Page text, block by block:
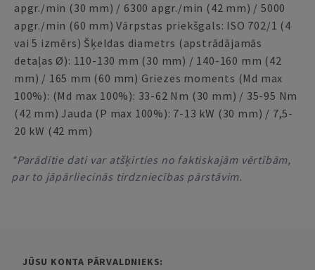
apgr./min (30 mm) / 6300 apgr./min (42 mm) / 5000
apgr./min (60 mm) Vārpstas priekšgals: ISO 702/1 (4
vai 5 izmērs) Šķeldas diametrs (apstrādājamās
detaļas Ø): 110-130 mm (30 mm) / 140-160 mm (42
mm) / 165 mm (60 mm) Griezes moments (Md max
100%): (Md max 100%): 33-62 Nm (30 mm) / 35-95 Nm
(42 mm) Jauda (P max 100%): 7-13 kW (30 mm) / 7,5-
20 kW (42 mm)
*Parādītie dati var atšķirties no faktiskajām vērtībām,
par to jāpārliecinās tirdzniecības pārstāvim.
JŪSU KONTA PĀRVALDNIEKS: